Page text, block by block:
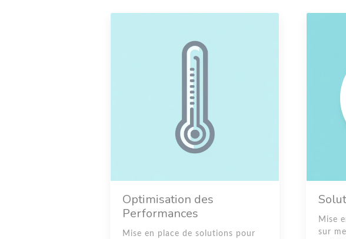
Optimisation des
Performances
Mise en place de solutions pour
Mise
sur